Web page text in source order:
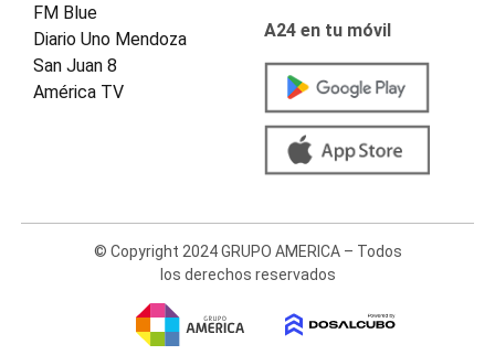
FM Blue
Diario Uno Mendoza
San Juan 8
América TV
A24 en tu móvil
© Copyright 2024 GRUPO AMERICA – Todos
los derechos reservados